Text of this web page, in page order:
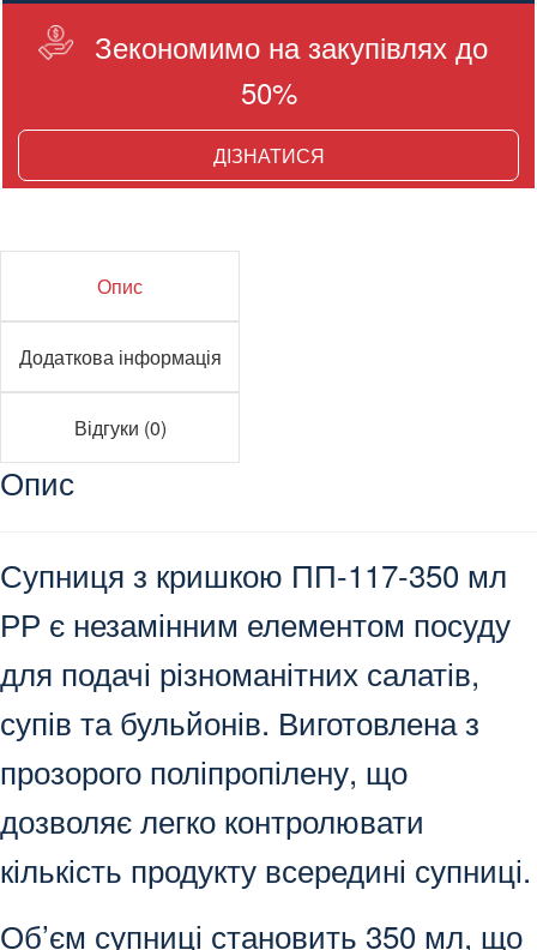
Зекономимо на закупівлях до
50%
ДІЗНАТИСЯ
Опис
Додаткова інформація
Відгуки (0)
Опис
Супниця з кришкою ПП-117-350 мл
РР є незамінним елементом посуду
для подачі різноманітних салатів,
супів та бульйонів. Виготовлена з
прозорого поліпропілену, що
дозволяє легко контролювати
кількість продукту всередині супниці.
Об’єм супниці становить 350 мл, що